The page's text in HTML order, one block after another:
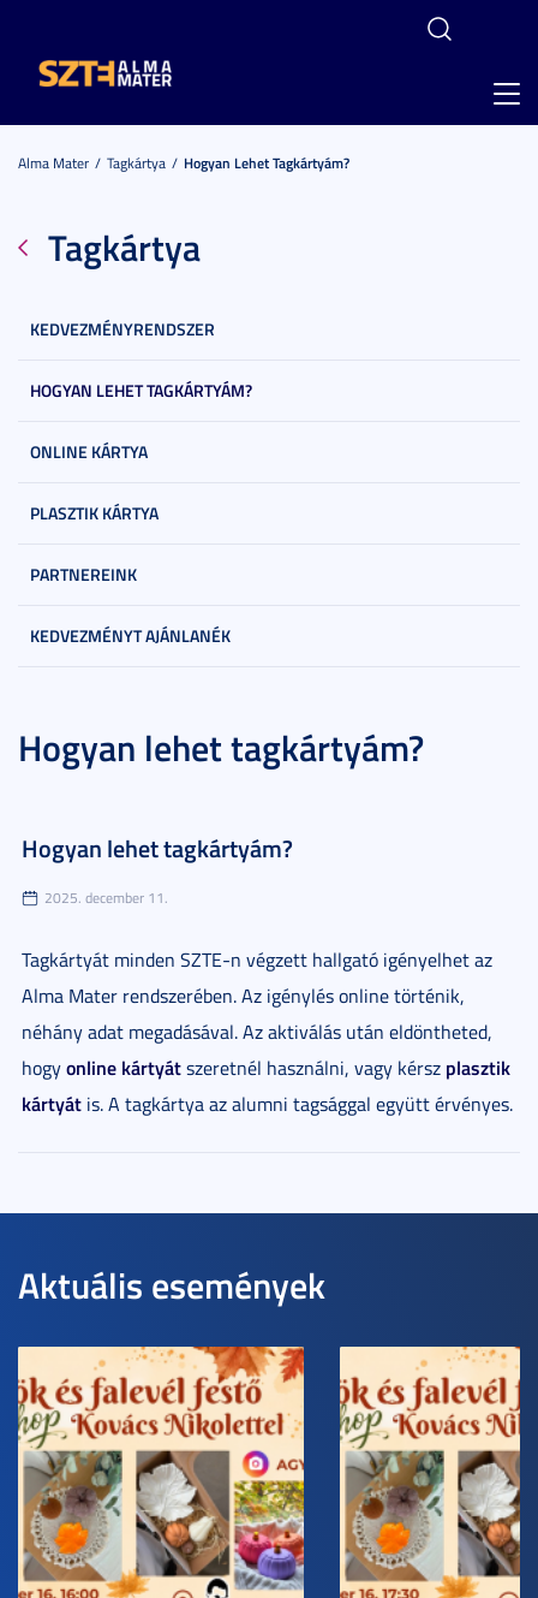
Alma Mater Tagkártya Hogyan Lehet Tagkártyám?
Tagkártya
KEDVEZMÉNYRENDSZER
HOGYAN LEHET TAGKÁRTYÁM?
ONLINE KÁRTYA
PLASZTIK KÁRTYA
PARTNEREINK
KEDVEZMÉNYT AJÁNLANÉK
Hogyan lehet tagkártyám?
Hogyan lehet tagkártyám?
2025. december 11.
Tagkártyát minden SZTE-n végzett hallgató igényelhet az
Alma Mater rendszerében. Az igénylés online történik,
néhány adat megadásával. Az aktiválás után eldöntheted,
hogyonline kártyátszeretnél használni, vagy kérsz plasztik
kártyát is. A tagkártya az alumni tagsággal együtt érvényes.
Aktuális események